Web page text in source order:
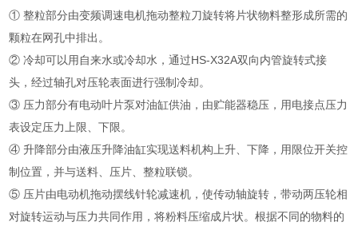
① 整粒部分由变频调速电机拖动整粒刀旋转将片状物料整形成所需的
颗粒在网孔中排出。
② 冷却可以用自来水或冷却水，通过HS-X32A双向内管旋转式接
头，经过轴孔对压轮表面进行强制冷却。
③ 压力部分有电动叶片泵对油缸供油，由贮能器稳压，用电接点压力
表设定压力上限、下限。
④ 升降部分由液压升降油缸实现送料机构上升、下降，用限位开关控
制位置，并与送料、压片、整粒联锁。
⑤ 压片由电动机拖动摆线针轮减速机，使传动轴旋转，带动两压轮相
对旋转运动与压力共同作用，将粉料压缩成片状。根据不同的物料的